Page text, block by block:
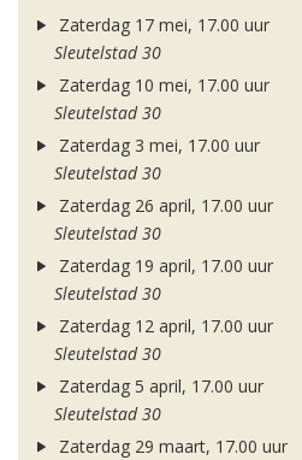
Zaterdag 17 mei, 17.00 uur
Sleutelstad 30
Zaterdag 10 mei, 17.00 uur
Sleutelstad 30
Zaterdag 3 mei, 17.00 uur
Sleutelstad 30
Zaterdag 26 april, 17.00 uur
Sleutelstad 30
Zaterdag 19 april, 17.00 uur
Sleutelstad 30
Zaterdag 12 april, 17.00 uur
Sleutelstad 30
Zaterdag 5 april, 17.00 uur
Sleutelstad 30
Zaterdag 29 maart, 17.00 uur